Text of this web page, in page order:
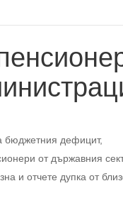
бюджетния дефицит,
от държавния
и отчете дупка от